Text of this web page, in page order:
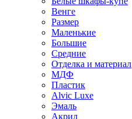
Венге
Размер
Маленькие
Большие
Средние
Отделка и материал
МДФ
Пластик
Alvic Luxe
Эмаль
Акрил